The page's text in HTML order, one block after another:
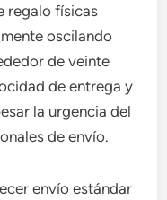
regalo físicas
oscilando
de veinte
de entrega y
la urgencia del
de envío.
envío estándar